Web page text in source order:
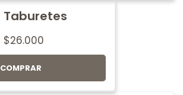
Taburetes
$26.000
COMPRAR